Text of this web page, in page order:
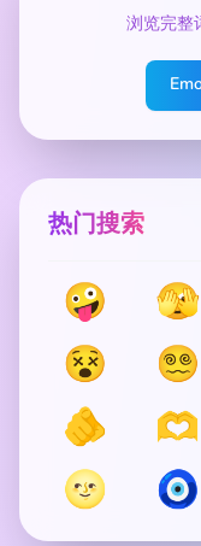
浏览完整
热门搜索
🤪 🫣
😵
😵‍💫
🫵
🫶
🌝
🧿